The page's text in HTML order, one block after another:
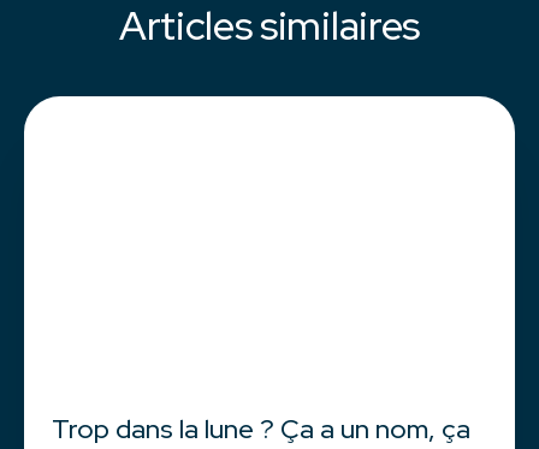
Articles similaires
Trop dans la lune ? Ça a un nom, ça